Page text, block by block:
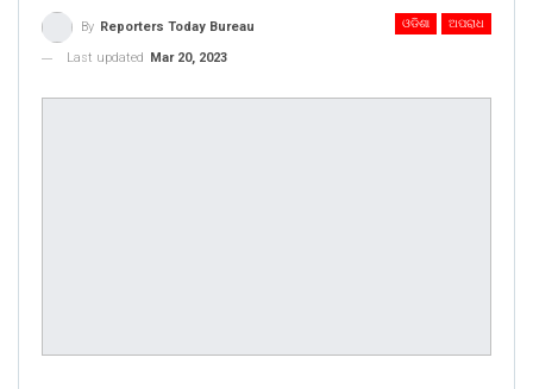
ଓଡିଶା ଅପରାଧ
By Reporters Today Bureau
Last updated
Mar 20, 2023